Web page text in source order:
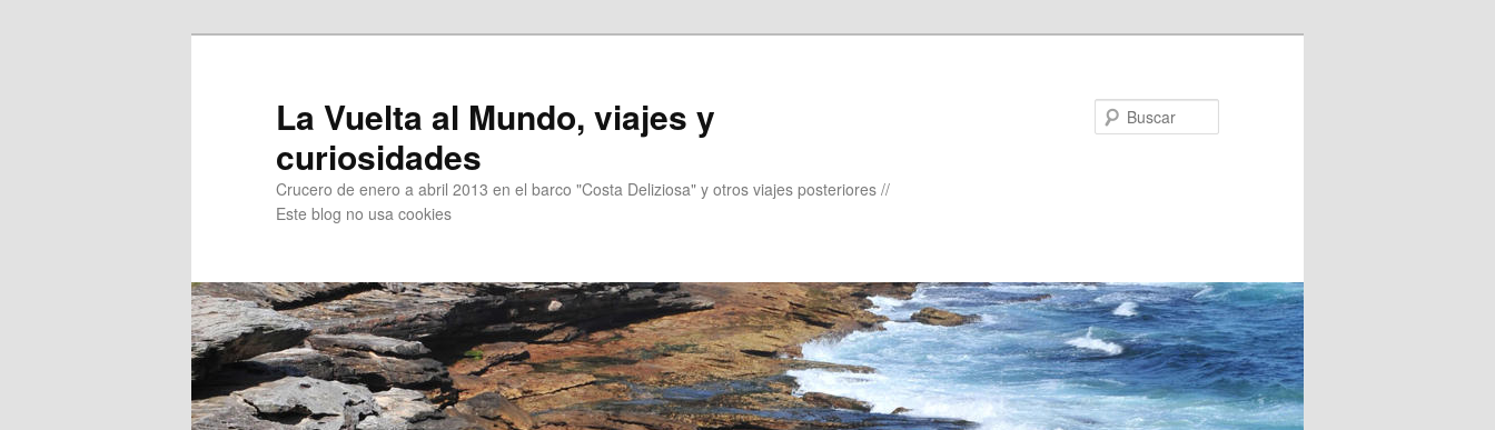
La Vuelta al Mundo, viajes y
curiosidades
Crucero de enero a abril 2013 en el barco "Costa Deliziosa" y otros viajes posteriores //
Este blog no usa cookies